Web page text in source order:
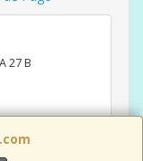
27 B